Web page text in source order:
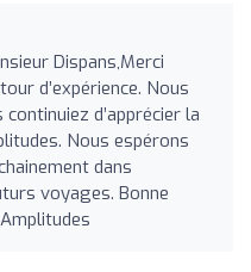
Dispans,Merci
d’expérience. Nous
d’apprécier la
Nous espérons
dans
voyages. Bonne